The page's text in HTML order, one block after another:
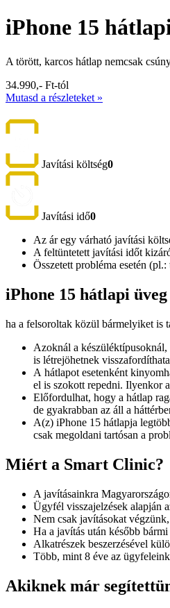
iPhone 15
A törött, karcos hátlap nemcsak
34.990,- Ft-tól
Mutasd a részleteket »
Javítási költség0
Javítási idő0
Az ár egy várható javítási
A feltüntetett javítási időt
Összetett probléma esetén
iPhone 15 hátlapi
ha a felsoroltak közül bármelyiket is
Azoknál a
is létrejöhetnek
A hátlapot esetenként
el is szokott repedni. Ilyenkor
Előfordulhat, hogy a hátlap
de gyakrabban az áll a
A(z) iPhone 15 hátlapja
csak megoldani tartósan a
Miért a Smart Clinic?
A javításainkra
Ügyfél visszajelzések alapján
Nem csak javításokat
Ha a javítás után később
Alkatrészek beszerzésével
Több, mint 8 éve az
Akiknek már